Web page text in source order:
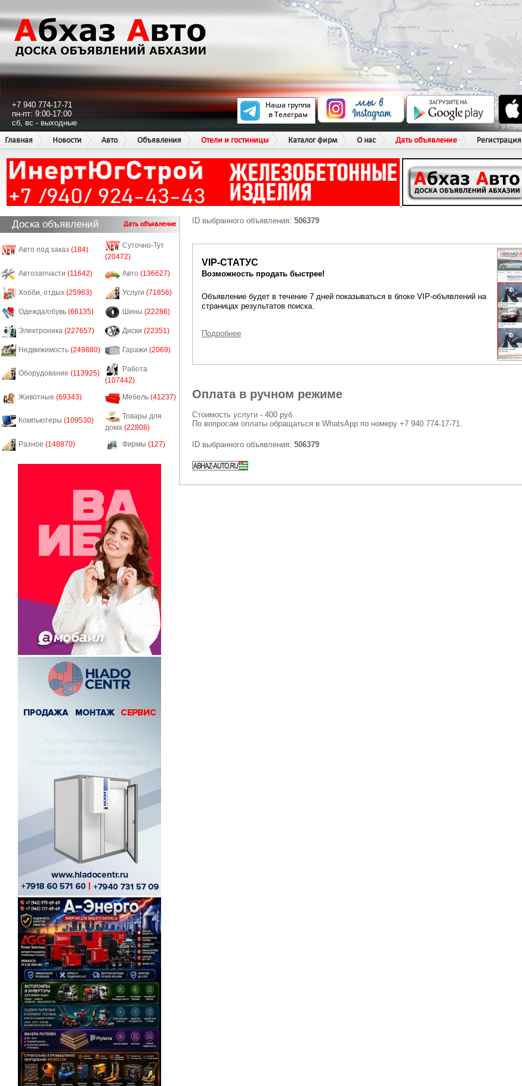
+7 940 774-17-71
пн-пт: 9:00-17:00
сб, вс - выходные
Главная
Новости Авто Объявления Отели и гостиницы Каталог фирм О нас Дать объявление Регистрация
Доска объявлений Дать объявление
Авто под заказ (184)
Суточно-Тут
(20472)
Автозапчасти (11642) Авто (136627)
Хобби, отдых (25963) Услуги (71856)
Одежда/обувь (66135) Шины (22286)
Электроника (227657) Диски (22351)
Недвижимость (249880) Гаражи (2069)
Оборудование (113925)
Работа
(107442)
Животные (69343) Мебель (41237)
Компьютеры (109530)
Товары для
дома (22808)
Разное (148870) Фирмы (127)
ID выбранного объявления: 506379
VIP-СТАТУС
Возможность продать быстрее!
Объявление будет в течение 7 дней показываться в блоке VIP-объявлений на
страницах результатов поиска.
Подробнее
Оплата в ручном режиме
Стоимость услуги - 400 руб.
По вопросам оплаты обращаться в WhatsApp по номеру +7 940 774-17-71.
ID выбранного объявления: 506379